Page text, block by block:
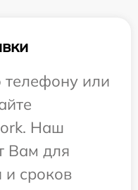
телефону или
Наш
Вам для
и сроков